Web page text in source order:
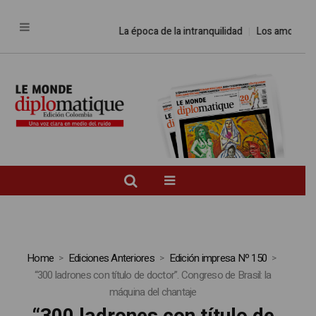
La época de la intranquilidad Los amos del
Home Ediciones Anteriores
Edición impresa Nº 150
“300 ladrones con título de doctor”. Congreso de Brasil: la
máquina del chantaje